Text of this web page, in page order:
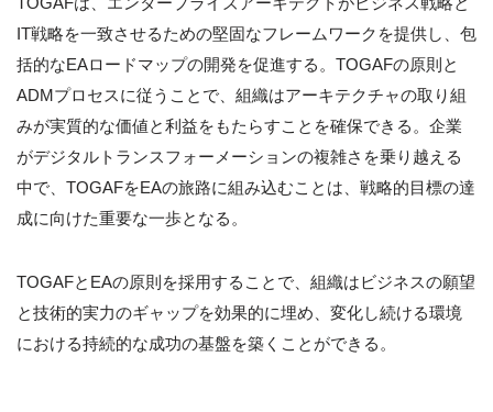
IT戦略を一致させるための堅固なフレームワークを提供し、包
括的なEAロードマップの開発を促進する。TOGAFの原則と
ADMプロセスに従うことで、組織はアーキテクチャの取り組
みが実質的な価値と利益をもたらすことを確保できる。企業
がデジタルトランスフォーメーションの複雑さを乗り越える
中で、TOGAFをEAの旅路に組み込むことは、戦略的目標の達
成に向けた重要な一歩となる。
TOGAFとEAの原則を採用することで、組織はビジネスの願望
と技術的実力のギャップを効果的に埋め、変化し続ける環境
における持続的な成功の基盤を築くことができる。